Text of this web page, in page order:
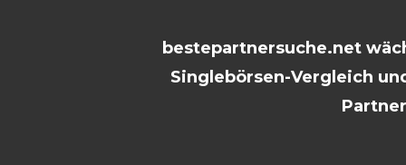
bestepartnersuche.net
Singlebörsen-Vergleich